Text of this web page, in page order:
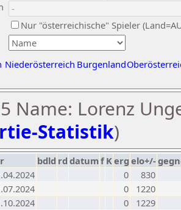
Nur "österreichische" Spieler
Niederösterreich Burgenland
Name: Lorenz
Statistik)
bdld rd datumf Kerg elo+/-
0
830
0
1220
0
1229